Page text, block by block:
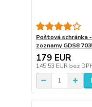
Poštová schránka
zoznamy GDS8
179 EUR
145,53 EUR bez